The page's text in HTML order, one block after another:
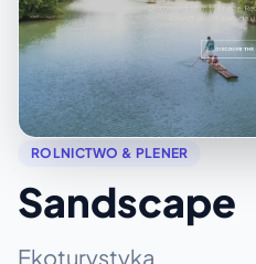
ROLNICTWO & PLENER
Sandscape
Ekoturystyka